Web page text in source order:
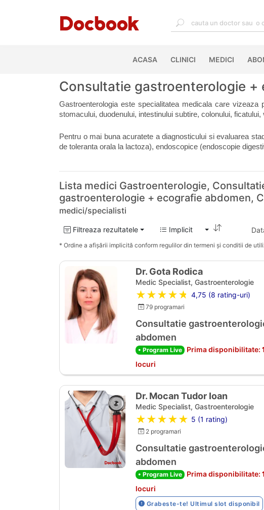
ACASA(CURRENT)
CLINICI MEDICI
Consultatie gastroenterologie +
Gastroenterologia este specialitatea medicala care
stomacului, duodenului, intestinului subtire, colonului,
Pentru o mai buna acuratete a diagnosticului si evaluarea
de toleranta orala la lactoza), endoscopice (endoscopie
Lista medici Gastroenterologie,
gastroenterologie + ecografie abdomen,
medici/specialisti
Filtreaza rezultatele Implicit
* Ordine a afișării implicită conform regulilor din termeni și conditii de
Dr. Gota Rodica
Medic Specialist, Gastroenterologie
★★★★★ 4,75 (8 rating-uri)
79 programari
Consultatie
abdomen
• Program Live Prima disponibilitate:
locuri
Dr. Mocan Tudor Ioan
Medic Specialist, Gastroenterologie
★★★★★ 5 (1 rating)
2 programari
Consultatie
abdomen
• Program Live Prima disponibilitate:
locuri
Grabeste-te! Ultimul slot disponibil